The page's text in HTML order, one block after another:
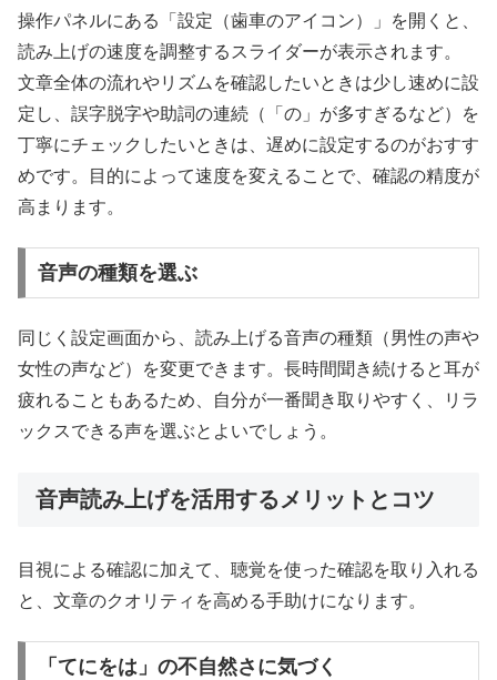
操作パネルにある「設定（歯車のアイコン）」を開くと、
読み上げの速度を調整するスライダーが表示されます。
文章全体の流れやリズムを確認したいときは少し速めに設
定し、誤字脱字や助詞の連続（「の」が多すぎるなど）を
丁寧にチェックしたいときは、遅めに設定するのがおすす
めです。目的によって速度を変えることで、確認の精度が
高まります。
音声の種類を選ぶ
同じく設定画面から、読み上げる音声の種類（男性の声や
女性の声など）を変更できます。長時間聞き続けると耳が
疲れることもあるため、自分が一番聞き取りやすく、リラ
ックスできる声を選ぶとよいでしょう。
音声読み上げを活用するメリットとコツ
目視による確認に加えて、聴覚を使った確認を取り入れる
と、文章のクオリティを高める手助けになります。
「てにをは」の不自然さに気づく